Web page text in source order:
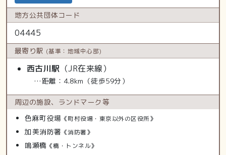
地方公共団体コード
04445
最寄り駅 (基準：地域中心部)
西古川駅 （JR在来線）
…距離：4.8km（徒歩59分）
周辺の施設、 ランドマーク等
色麻町役場 《町村役場・東京以外の区役所》
加美消防署 《消防署》
鳴瀬橋 《橋・トンネル》